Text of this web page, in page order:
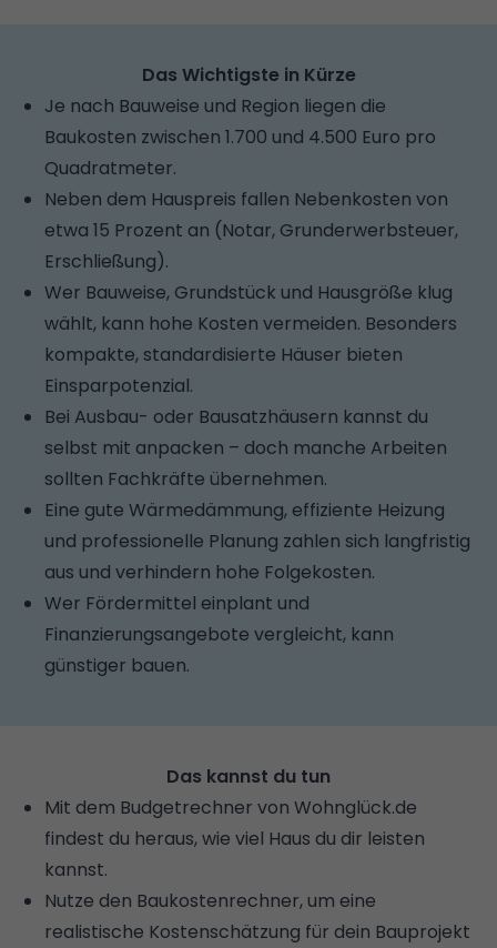
Das Wichtigste in Kürze
Je nach Bauweise und Region liegen die
Baukosten zwischen 1.700 und 4.500 Euro pro
Quadratmeter.
Neben dem Hauspreis fallen Nebenkosten von
etwa 15 Prozent an (Notar, Grunderwerbsteuer,
Erschließung).
Wer Bauweise, Grundstück und Hausgröße klug
wählt, kann hohe Kosten vermeiden. Besonders
kompakte, standardisierte Häuser bieten
Einsparpotenzial.
Bei Ausbau- oder Bausatzhäusern kannst du
selbst mit anpacken – doch manche Arbeiten
sollten Fachkräfte übernehmen.
Eine gute Wärmedämmung, effiziente Heizung
und professionelle Planung zahlen sich langfristig
aus und verhindern hohe Folgekosten.
Wer Fördermittel einplant und
Finanzierungsangebote vergleicht, kann
günstiger bauen.
Das kannst du tun
Mit dem Budgetrechner von Wohnglück.de
findest du heraus, wie viel Haus du dir leisten
kannst.
Nutze den Baukostenrechner, um eine
realistische Kostenschätzung für dein Bauprojekt